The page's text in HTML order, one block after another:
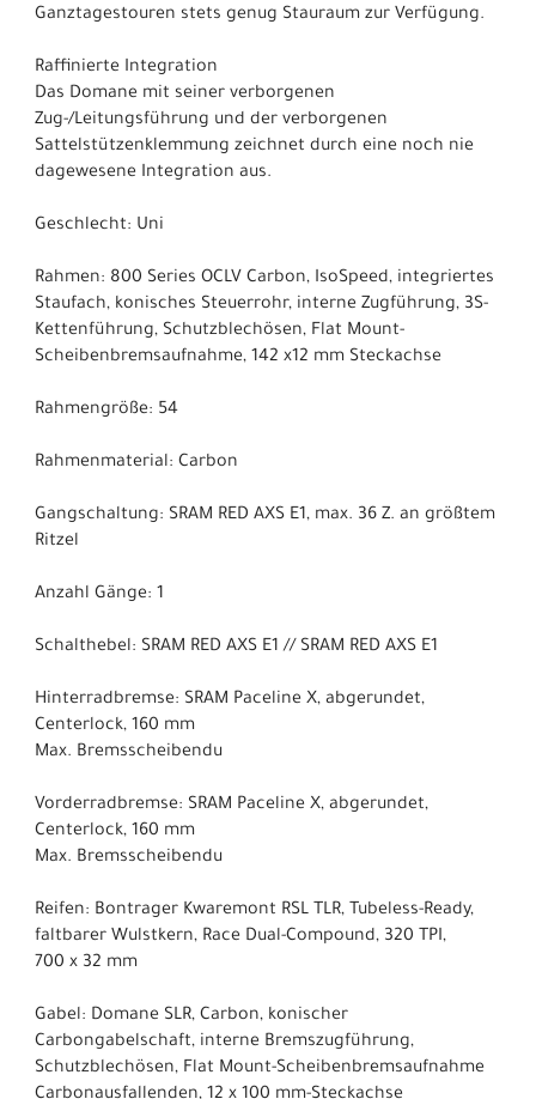
Ganztagestouren stets genug Stauraum zur Verfügung.
Raffinierte Integration
Das Domane mit seiner verborgenen
Zug-/Leitungsführung und der verborgenen
Sattelstützenklemmung zeichnet durch eine noch nie
dagewesene Integration aus.
Geschlecht: Uni
Rahmen: 800 Series OCLV Carbon, IsoSpeed, integriertes
Staufach, konisches Steuerrohr, interne Zugführung, 3S-
Kettenführung, Schutzblechösen, Flat Mount-
Scheibenbremsaufnahme, 142 x12 mm Steckachse
Rahmengröße: 54
Rahmenmaterial: Carbon
Gangschaltung: SRAM RED AXS E1, max. 36 Z. an größtem
Ritzel
Anzahl Gänge: 1
Schalthebel: SRAM RED AXS E1 // SRAM RED AXS E1
Hinterradbremse: SRAM Paceline X, abgerundet,
Centerlock, 160 mm
Max. Bremsscheibendu
Vorderradbremse: SRAM Paceline X, abgerundet,
Centerlock, 160 mm
Max. Bremsscheibendu
Reifen: Bontrager Kwaremont RSL TLR, Tubeless-Ready,
faltbarer Wulstkern, Race Dual-Compound, 320 TPI,
700 x 32 mm
Gabel: Domane SLR, Carbon, konischer
Carbongabelschaft, interne Bremszugführung,
Schutzblechösen, Flat Mount-Scheibenbremsaufnahme